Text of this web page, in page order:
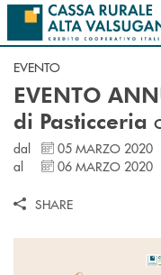
Salta al contenuto principale
EVENTO
EVENTO
di Pasticceria
dal 05 MARZO 2020
al
06 MARZO 2020
SHARE